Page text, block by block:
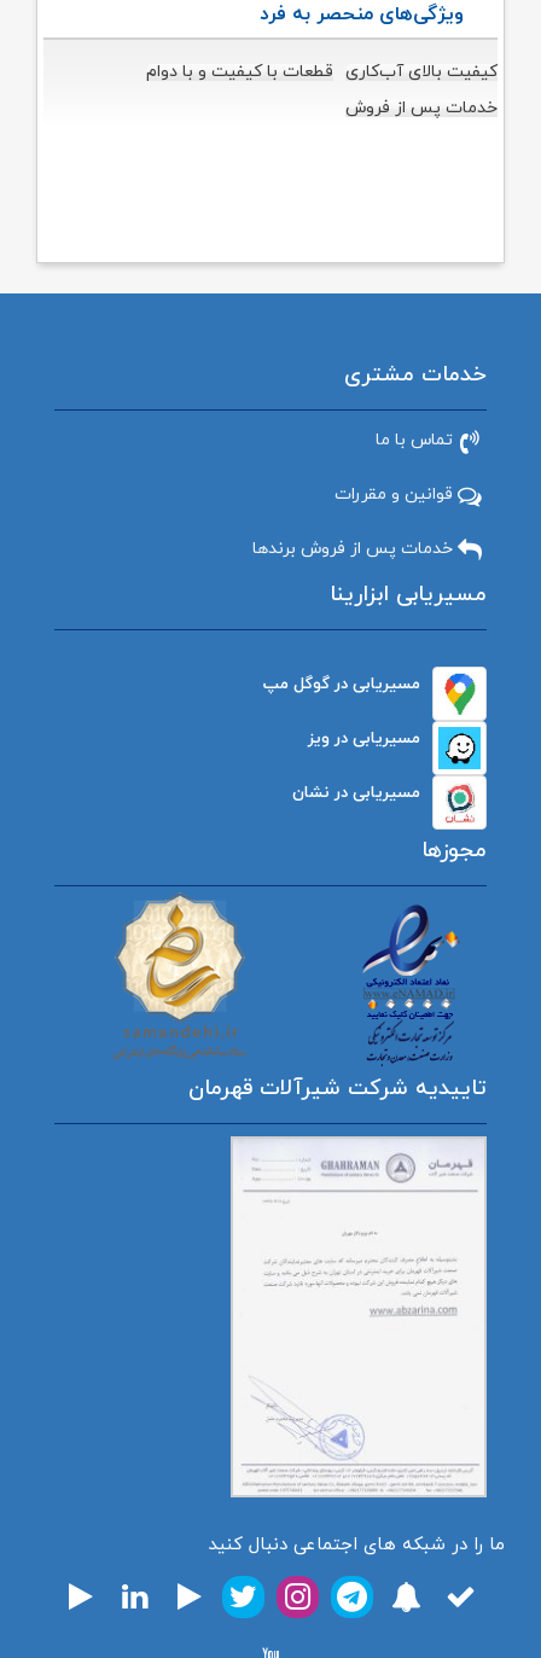
ویژگی‌های منحصر به فرد
کیفیت بالای آب‌کاری قطعات با کیفیت و با دوام
خدمات پس از فروش
خدمات مشتری
تماس با ما
قوانین و مقررات
خدمات پس از فروش برندها
مسیریابی ابزارینا
مسیریابی در گوگل مپ
مسیریابی در ویز
مسیریابی در نشان
مجوزها
تاییدیه شرکت شیرآلات قهرمان
ما را در شبکه های اجتماعی دنبال کنید